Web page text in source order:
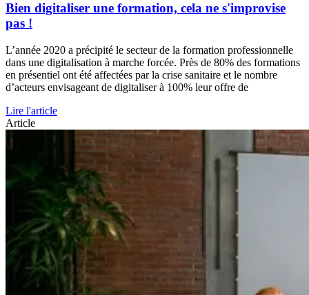
Bien digitaliser une formation, cela ne s'improvise
pas !
L’année 2020 a précipité le secteur de la formation professionnelle
dans une digitalisation à marche forcée. Près de 80% des formations
en présentiel ont été affectées par la crise sanitaire et le nombre
d’acteurs envisageant de digitaliser à 100% leur offre de
Lire l'article
Article